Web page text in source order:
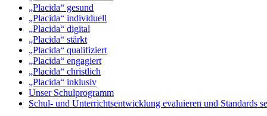
„Placida“ gesund
„Placida“ individuell
„Placida“ digital
„Placida“ stärkt
„Placida“ qualifiziert
„Placida“ engagiert
„Placida“ christlich
„Placida“ inklusiv
Unser Schulprogramm
Schul- und Unterrichtsentwicklung evaluieren und Standards